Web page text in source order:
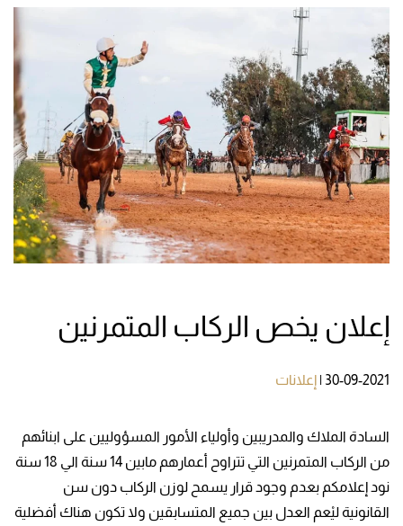
إعلان يخص الركاب المتمرنين
30-09-2021
| إعلانات
السادة الملاك والمدريبين وأولياء الأمور المسؤوليين على ابنائهم
من الركاب المتمرنين التي تتراوح أعمارهم مابين 14 سنة الي 18 سنة
نود إعلامكم بعدم وجود قرار يسمح لوزن الركاب دون سن
القانونية ليْعم العدل بين جميع المتسابقين ولا تكون هناك أفضلية